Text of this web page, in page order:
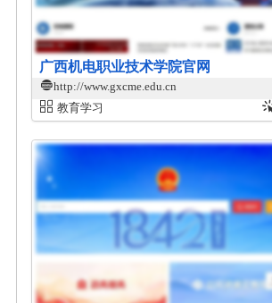
广西机电职业技术学院官网
http://www.gxcme.edu.cn
教育学习